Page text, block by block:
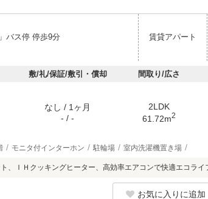
バス停 停歩9分 賃貸アパート
敷/礼/保証/敷引・償却 間取り/広さ
なし / 1ヶ月
- / -
2LDK
61.72m2
モニタ付インターホン 駐輪場 室内洗濯機置き場
、ＩＨクッキングヒーター、高効率エアコンで快適エコライ
お気に入りに追加